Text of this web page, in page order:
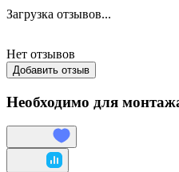
Загрузка отзывов...
Нет отзывов
Добавить отзыв
Необходимо для